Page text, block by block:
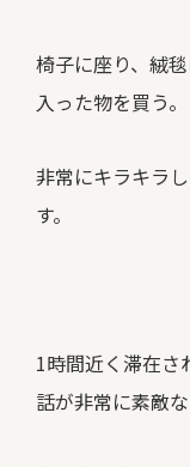
椅子に座り、絨
入った物を買う。
非常にキラキラ
す。
1時間近く滞在さ
話が非常に素敵な